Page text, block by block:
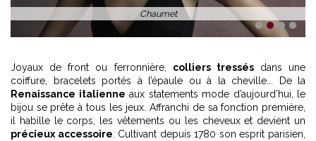
Chaumet
1 2 3 4
Joyaux de front ou ferronnière, colliers tressésdans une
coiffure, bracelets portés à l’épaule ou à la cheville... De la
Renaissance italienne aux statements mode d’aujourd’hui, le
bijou se prête à tous les jeux. Affranchi de sa fonction première,
il habille le corps, les vêtements ou les cheveux et devient un
précieux accessoire. Cultivant depuis 1780 son esprit parisien,